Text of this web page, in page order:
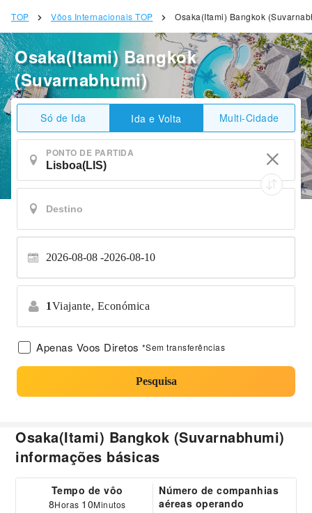
TOP Vôos Internacionais TOP Osaka(Itami) Bangkok
Osaka(Itami) Bangkok
(Suvarnabhumi)
Só de Ida Ida e Volta Multi-Cidade
PONTO DE PARTIDA
2026-08-08 2026-08-10
1Viajante, Económica
Apenas Voos Diretos *Sem transferências
Pesquisa
Osaka(Itami) Bangkok (Suvarnabhumi)
informações básicas
Tempo de vôo
8Horas 10Minutos
Número de companhias
aéreas operando